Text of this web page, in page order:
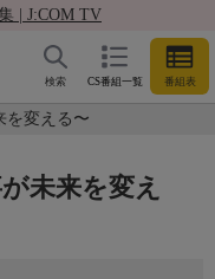
| J:COM TV
CS番組一覧 番組表
検索
を変える〜
未来を変え